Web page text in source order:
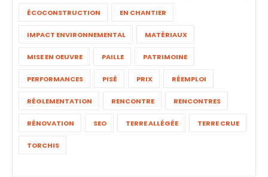
ÉCOCONSTRUCTION EN CHANTIER
IMPACT ENVIRONNEMENTAL MATÉRIAUX
MISE EN OEUVRE PAILLE PATRIMOINE
PERFORMANCES PISÉ PRIX RÉEMPLOI
RÉGLEMENTATION RENCONTRE RENCONTRES
RÉNOVATION SEO TERRE ALLÉGÉE TERRE CRUE
TORCHIS